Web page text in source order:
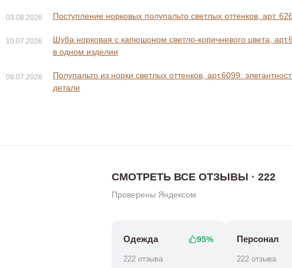
118 800 ₽
03.08.2026 Поступление норковых полупальто светлых оттенков, арт.
10.07.2026
Шуба норковая с капюшоном светло-коричневого цвета,
в одном изделии
09.07.2026
Полупальто из норки светлых оттенков, арт.6099:
детали
СМОТРЕТЬ ВСЕ ОТЗЫВЫ · 222
Проверены Яндексом
Одежда 95%
222 отзыва
Персонал
222 отзыва